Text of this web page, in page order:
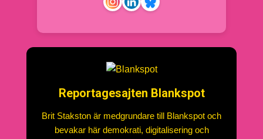
Reportagesajten Blankspot
Brit Stakston är medgrundare till Blankspot och
bevakar här demokrati, digitalisering och